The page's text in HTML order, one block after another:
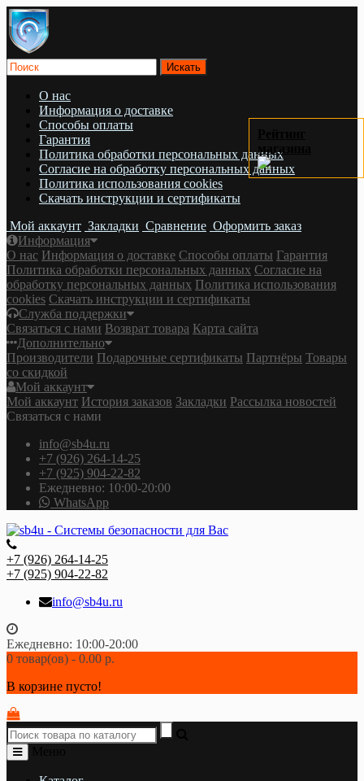
О нас
Информация о доставке
Cпособы оплаты
Гарантия
Политика обработки персональных данных
Согласие на обработку персональных данных
Политика использования cookies
Скачать инструкции и сертификаты
Мой аккаунт Закладки Сравнение Оформить заказ
Информация
О нас Информация о доставке Cпособы оплаты Гарантия
Политика обработки персональных данных Согласие на
обработку персональных данных Политика использования
cookies Скачать инструкции и сертификаты
Служба поддержки
Связаться с нами Возврат товара Карта сайта
Дополнительно
Производители Подарочные сертификаты Партнёры Товары
со скидкой
Мой аккаунт
Мой аккаунт История заказов Закладки Рассылка новостей
Связаться с нами
info@sb4u.ru
+7 (926) 264-14-25
+7 (925) 904-22-82
Ежедневно: 10:00-20:00
WhatsApp
+7 (926) 264-14-25
+7 (925) 904-22-82
info@sb4u.ru
Ежедневно: 10:00-20:00
0 товар(ов) - 0.00 р.
В корзине пусто!